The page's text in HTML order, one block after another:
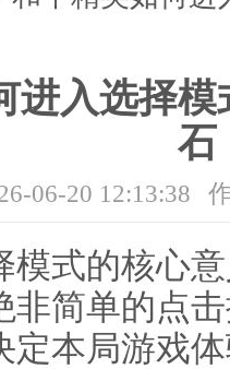
进入选择
石
06-20 12:13:38
模式的核心
非简单的点
定本局游戏